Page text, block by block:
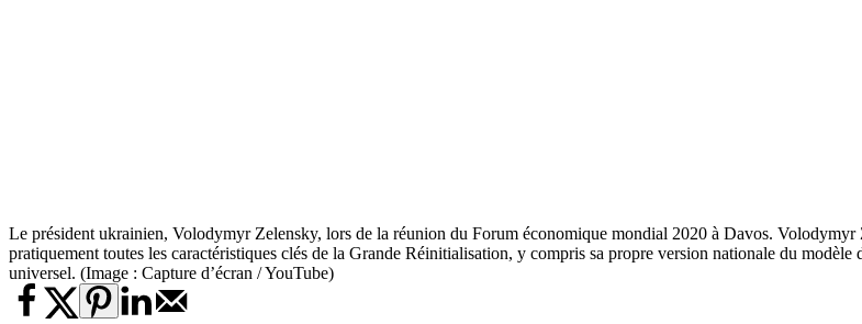
Le président ukrainien, Volodymyr Zelensky, lors de la réunion du Forum économique mondial 2020 à Davos.
pratiquement toutes les caractéristiques clés de la Grande Réinitialisation, y compris sa propre version nationale du
universel. (Image : Capture d’écran / YouTube)